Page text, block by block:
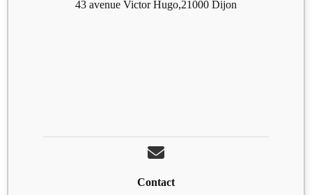
43 avenue Victor Hugo,21000 Dijon
Contact